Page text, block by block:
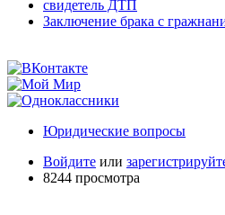
свидетель ДТП
Заключение брака с
Юридические вопросы
Войдите или
8244 просмотра